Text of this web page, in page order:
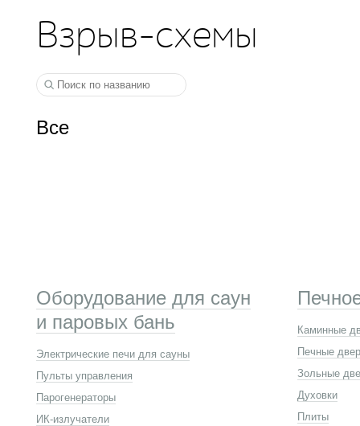
Взрыв-схемы
Все
Оборудование для саун
и паровых бань
Электрические печи для сауны
Пульты управления
Парогенераторы
ИК-излучатели
Каминные
Печные
Зольные
Духовки
Плиты